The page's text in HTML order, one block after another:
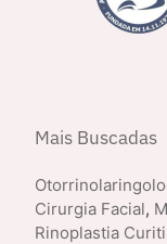
Mais Buscadas
Cirurgia Facial,
Rinoplastia